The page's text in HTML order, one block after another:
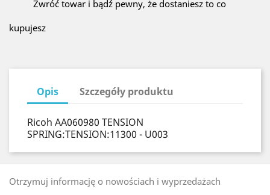
Zwróć towar i bądź pewny, że dostaniesz to co
kupujesz
Opis Szczegóły produktu
Ricoh AA060980 TENSION
SPRING:TENSION:11300 - U003
Otrzymuj informację o nowościach i wyprzedażach